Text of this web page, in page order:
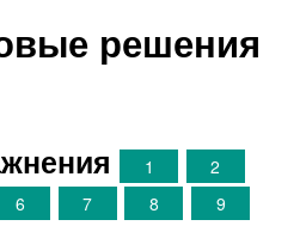
решения
1
2
6 7 8 9